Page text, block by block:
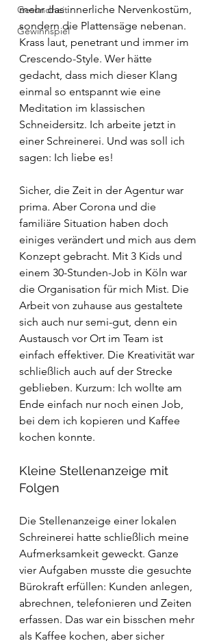
Gesundheit
Gewinnspiel
mehr das innerliche Nervenkostüm,
sondern die Plattensäge nebenan.
Krass laut, penetrant und immer im
Crescendo-Style. Wer hätte
gedacht, dass mich dieser Klang
einmal so entspannt wie eine
Meditation im klassischen
Schneidersitz. Ich arbeite jetzt in
einer Schreinerei. Und was soll ich
sagen: Ich liebe es!
Sicher, die Zeit in der Agentur war
prima. Aber Corona und die
familiäre Situation haben doch
einiges verändert und mich aus dem
Konzept gebracht. Mit 3 Kids und
einem 30-Stunden-Job in Köln war
die Organisation für mich Mist. Die
Arbeit von zuhause aus gestaltete
sich auch nur semi-gut, denn ein
Austausch vor Ort im Team ist
einfach effektiver. Die Kreativität war
schließlich auch auf der Strecke
geblieben. Kurzum: Ich wollte am
Ende einfach nur noch einen Job,
bei dem ich kopieren und Kaffee
kochen konnte.
Kleine Stellenanzeige mit
Folgen
Die Stellenanzeige einer lokalen
Schreinerei hatte schließlich meine
Aufmerksamkeit geweckt. Ganze
vier Aufgaben musste die gesuchte
Bürokraft erfüllen: Kunden anlegen,
abrechnen, telefonieren und Zeiten
erfassen. Das war ein bisschen mehr
als Kaffee kochen, aber sicher